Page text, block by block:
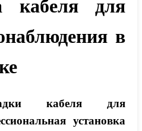
кабеля для
установка